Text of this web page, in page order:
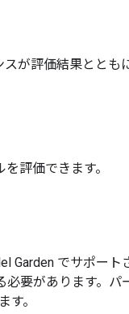
が評価結果ととも
評価できます。
Garden でサポート
要があります。パ
。